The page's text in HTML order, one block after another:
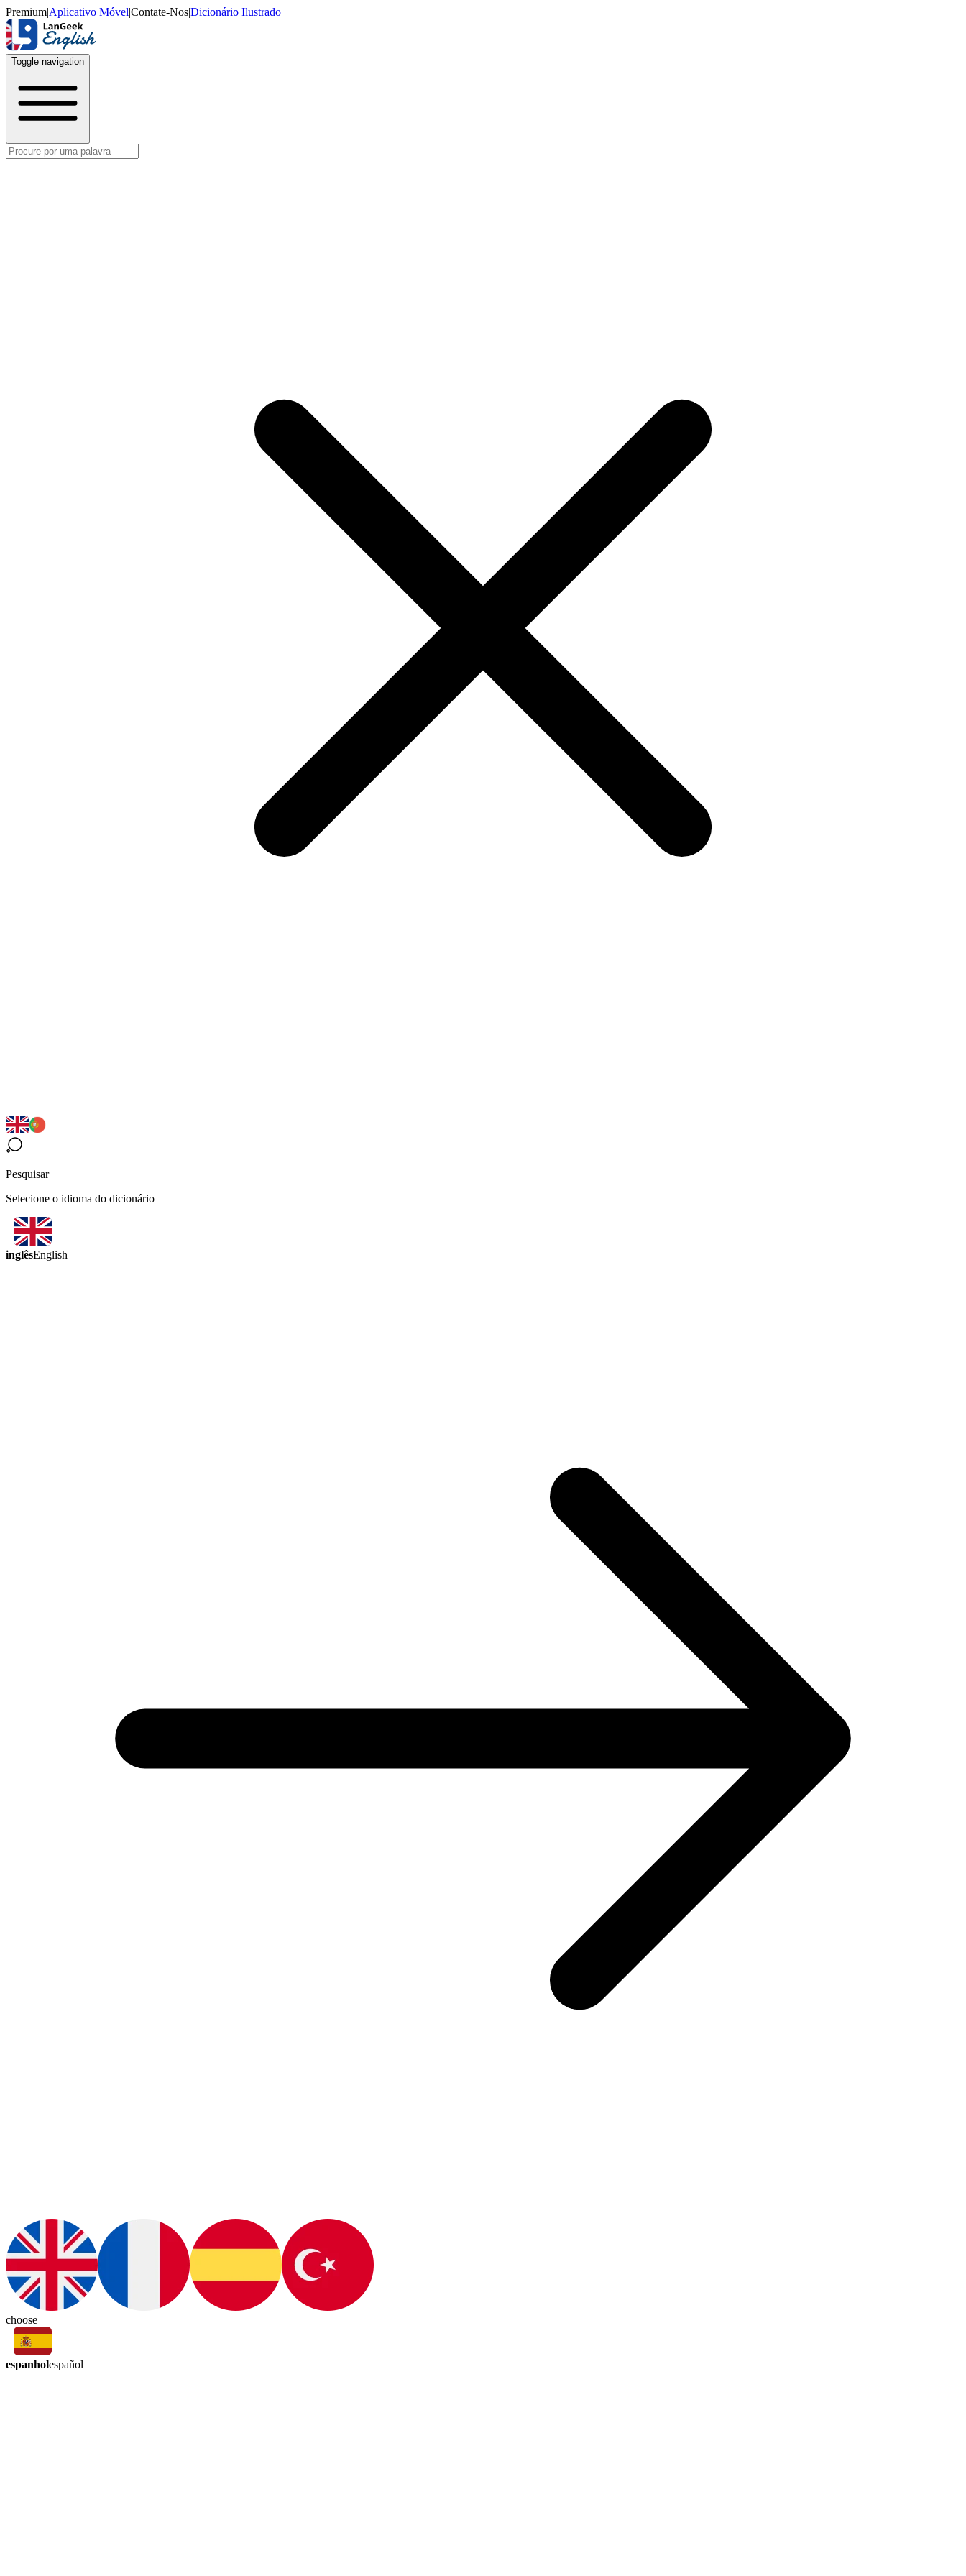
Premium|Aplicativo Móvel|Contate-Nos|Dicionário Ilustrado
Toggle navigation
Pesquisar
Selecione o idioma do dicionário
inglêsEnglish
choose
espanholespañol